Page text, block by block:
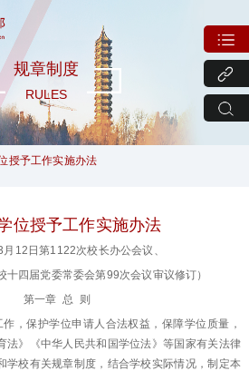
规章制度
RULES
授予工作实施办法
位授予工作实施办法
月12日第1122次校长办公会议、
四届党委常委会第99次会议审议修订）
第一章 总 则
，保护学位申请人合法权益，保障学位质量，
法》《中华人民共和国学位法》等国家有关法律
学校有关规章制度，结合学校实际情况，制定本